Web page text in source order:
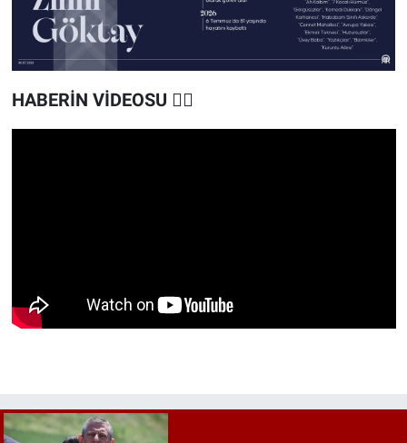
HABERİN VİDEOSU 👇🏻